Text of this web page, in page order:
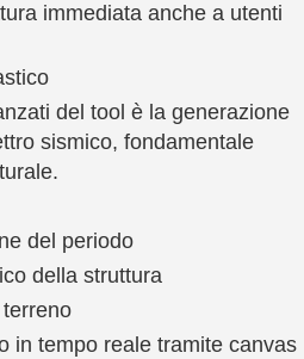
immediata anche a utenti
del tool è la generazione
sismico, fondamentale
del periodo
della struttura
terreno
in tempo reale tramite canvas